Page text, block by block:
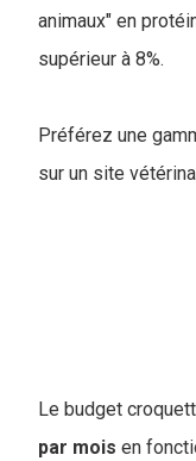
animaux" en
supérieur à 8%.
Préférez une
sur un site
Le budget
par mois en